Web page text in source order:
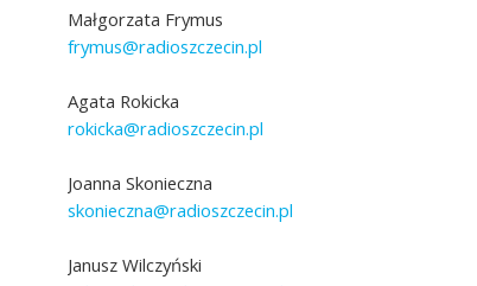
Małgorzata Frymus
frymus@radioszczecin.pl
Agata Rokicka
rokicka@radioszczecin.pl
Joanna Skonieczna
skonieczna@radioszczecin.pl
Janusz Wilczyński